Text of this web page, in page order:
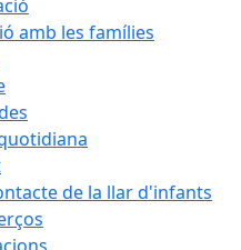
amb les famílies
de la llar d'infants